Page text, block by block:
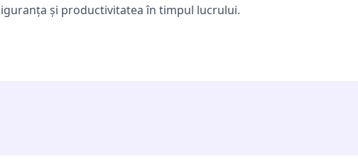
și productivitatea în timpul lucrului.